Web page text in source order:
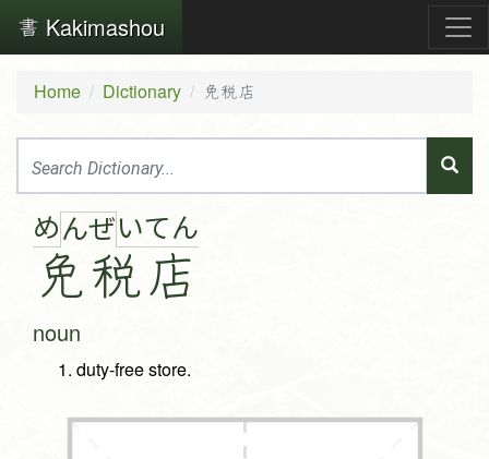
Kakimashou
Home Dictionary 免税店
めん
免
ぜい
税
てん
店
noun
duty-free store.